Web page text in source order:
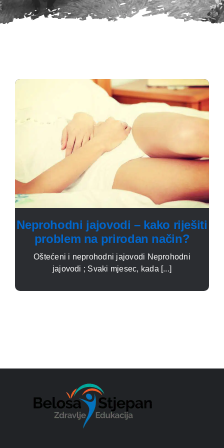
Neprohodni jajovodi – kako riješiti
problem na prirodan način?
Oštećeni i neprohodni jajovodi Neprohodni
jajovodi ; Svaki mjesec, kada [...]